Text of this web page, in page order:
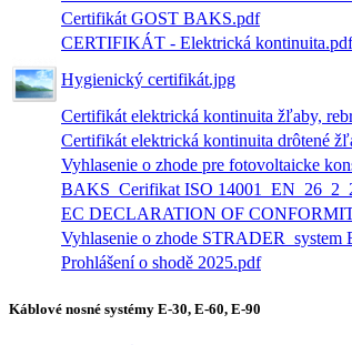
Certifikát GOST BAKS.pdf
CERTIFIKÁT - Elektrická kontinuita.pdf
Hygienický certifikát.jpg
Certifikát elektrická kontinuita žľaby,
Certifikát elektrická kontinuita drôtené
Vyhlasenie o zhode pre fotovoltaicke
BAKS_Cerifikat ISO
EC DECLARATION OF
Vyhlasenie o zhode
Prohlášení o shodě 2025.pdf
Káblové nosné systémy E-30, E-60, E-90